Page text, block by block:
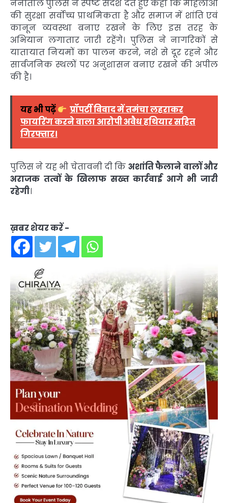
नैनीताल पुलिस ने स्पष्ट संदेश देते हुए कहा कि महिलाओं
की सुरक्षा सर्वोच्च प्राथमिकता है और समाज में शांति एवं
कानून व्यवस्था बनाए रखने के लिए इस तरह के
अभियान लगातार जारी रहेंगे। पुलिस ने नागरिकों से
यातायात नियमों का पालन करने, नशे से दूर रहने और
सार्वजनिक स्थलों पर अनुशासन बनाए रखने की अपील
की है।
यह भी पढ़ें
प्रॉपर्टी विवाद में तमंचा लहराकर
फायरिंग करने वाला आरोपी अवैध हथियार सहित
गिरफ्तार।
पुलिस ने यह भी चेतावनी दी कि अशांति फैलाने वालों और
अराजक तत्वों के खिलाफ सख्त कार्रवाई आगे भी जारी
रहेगी।
ख़बर शेयर करें -